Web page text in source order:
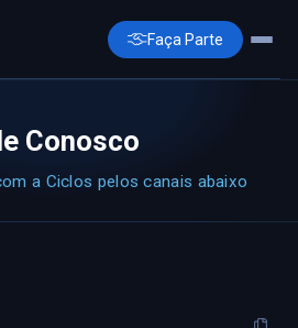
Conosco
a Ciclos pelos canais abaixo